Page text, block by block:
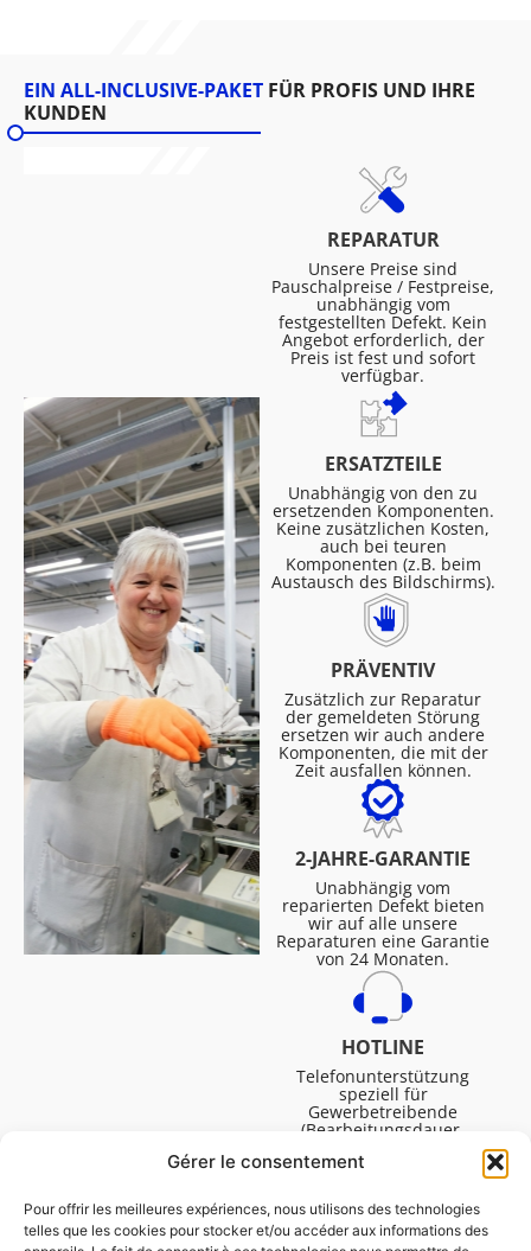
Gérer le consentement
Pour offrir les meilleures expériences, nous utilisons des technologies
telles que les cookies pour stocker et/ou accéder aux informations des
EIN ALL-INCLUSIVE-PAKET FÜR PROFIS UND IHRE
KUNDEN
REPARATUR
Unsere Preise sind
Pauschalpreise / Festpreise,
unabhängig vom
festgestellten Defekt. Kein
Angebot erforderlich, der
Preis ist fest und sofort
verfügbar.
ERSATZTEILE
Unabhängig von den zu
ersetzenden Komponenten.
Keine zusätzlichen Kosten,
auch bei teuren
Komponenten (z.B. beim
Austausch des Bildschirms).
PRÄVENTIV
Zusätzlich zur Reparatur
der gemeldeten Störung
ersetzen wir auch andere
Komponenten, die mit der
Zeit ausfallen können.
2-JAHRE-GARANTIE
Unabhängig vom
reparierten Defekt bieten
wir auf alle unsere
Reparaturen eine Garantie
von 24 Monaten.
HOTLINE
Telefonunterstützung
speziell für
Gewerbetreibende
(Bearbeitungsdauer,
technische Assistenz usw.).
Montag bis Freitag von